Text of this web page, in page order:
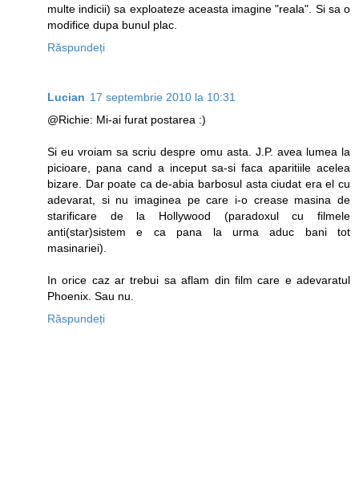
multe indicii) sa exploateze aceasta imagine "reala". Si sa o
modifice dupa bunul plac.
Răspundeți
Lucian 17 septembrie 2010 la 10:31
@Richie: Mi-ai furat postarea :)
Si eu vroiam sa scriu despre omu asta. J.P. avea lumea la
picioare, pana cand a inceput sa-si faca aparitiile acelea
bizare. Dar poate ca de-abia barbosul asta ciudat era el cu
adevarat, si nu imaginea pe care i-o crease masina de
starificare de la Hollywood (paradoxul cu filmele
anti(star)sistem e ca pana la urma aduc bani tot
masinariei).
In orice caz ar trebui sa aflam din film care e adevaratul
Phoenix. Sau nu.
Răspundeți